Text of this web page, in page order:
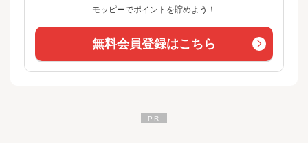
モッピーでポイントを貯めよう！
無料会員登録はこちら